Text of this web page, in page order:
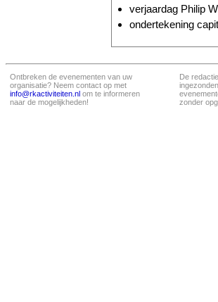
verjaardag Philip
ondertekening
Ontbreken de evenementen van uw
organisatie? Neem contact op met
info@rkactiviteiten.nl om te informeren
naar de mogelijkheden!
De
zonder